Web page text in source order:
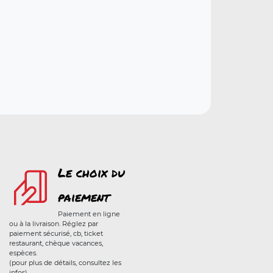
Le choix du
paiement
Paiement en ligne
ou à la livraison. Réglez par
paiement sécurisé, cb, ticket
restaurant, chèque vacances,
espèces.
(pour plus de détails, consultez les